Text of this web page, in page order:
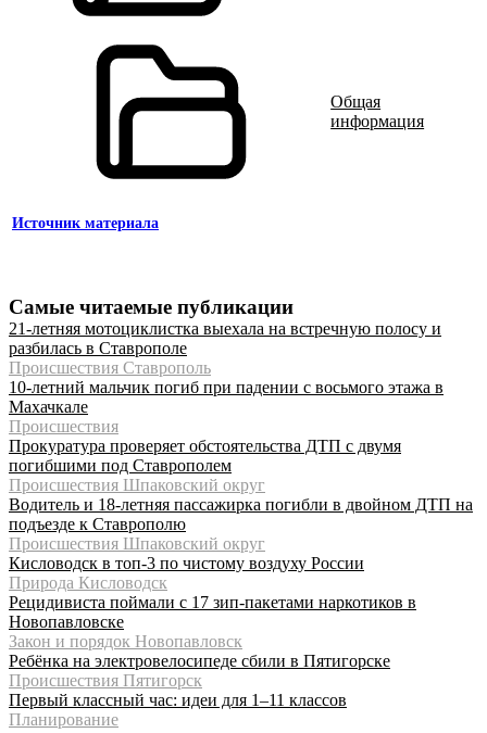
Общая
информация
Источник материала
Самые читаемые публикации
21-летняя мотоциклистка выехала на встречную полосу и
разбилась в Ставрополе
Происшествия Ставрополь
10-летний мальчик погиб при падении с восьмого этажа в
Махачкале
Происшествия
Прокуратура проверяет обстоятельства ДТП с двумя
погибшими под Ставрополем
Происшествия Шпаковский округ
Водитель и 18-летняя пассажирка погибли в двойном ДТП на
подъезде к Ставрополю
Происшествия Шпаковский округ
Кисловодск в топ-3 по чистому воздуху России
Природа Кисловодск
Рецидивиста поймали с 17 зип-пакетами наркотиков в
Новопавловске
Закон и порядок Новопавловск
Ребёнка на электровелосипеде сбили в Пятигорске
Происшествия Пятигорск
Первый классный час: идеи для 1–11 классов
Планирование